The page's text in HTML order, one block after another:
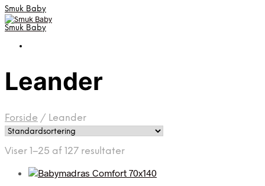
Smuk Baby
Smuk Baby
Leander
Forside / Leander
Viser 1–25 af 127 resultater